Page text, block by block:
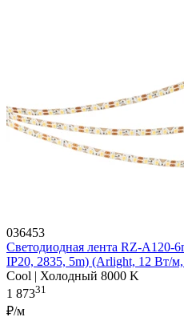
036453
Светодиодная лента RZ-A120-
IP20, 2835, 5m) (Arlight, 12 Вт/
Cool | Холодный 8000 K
1 87331
₽/м